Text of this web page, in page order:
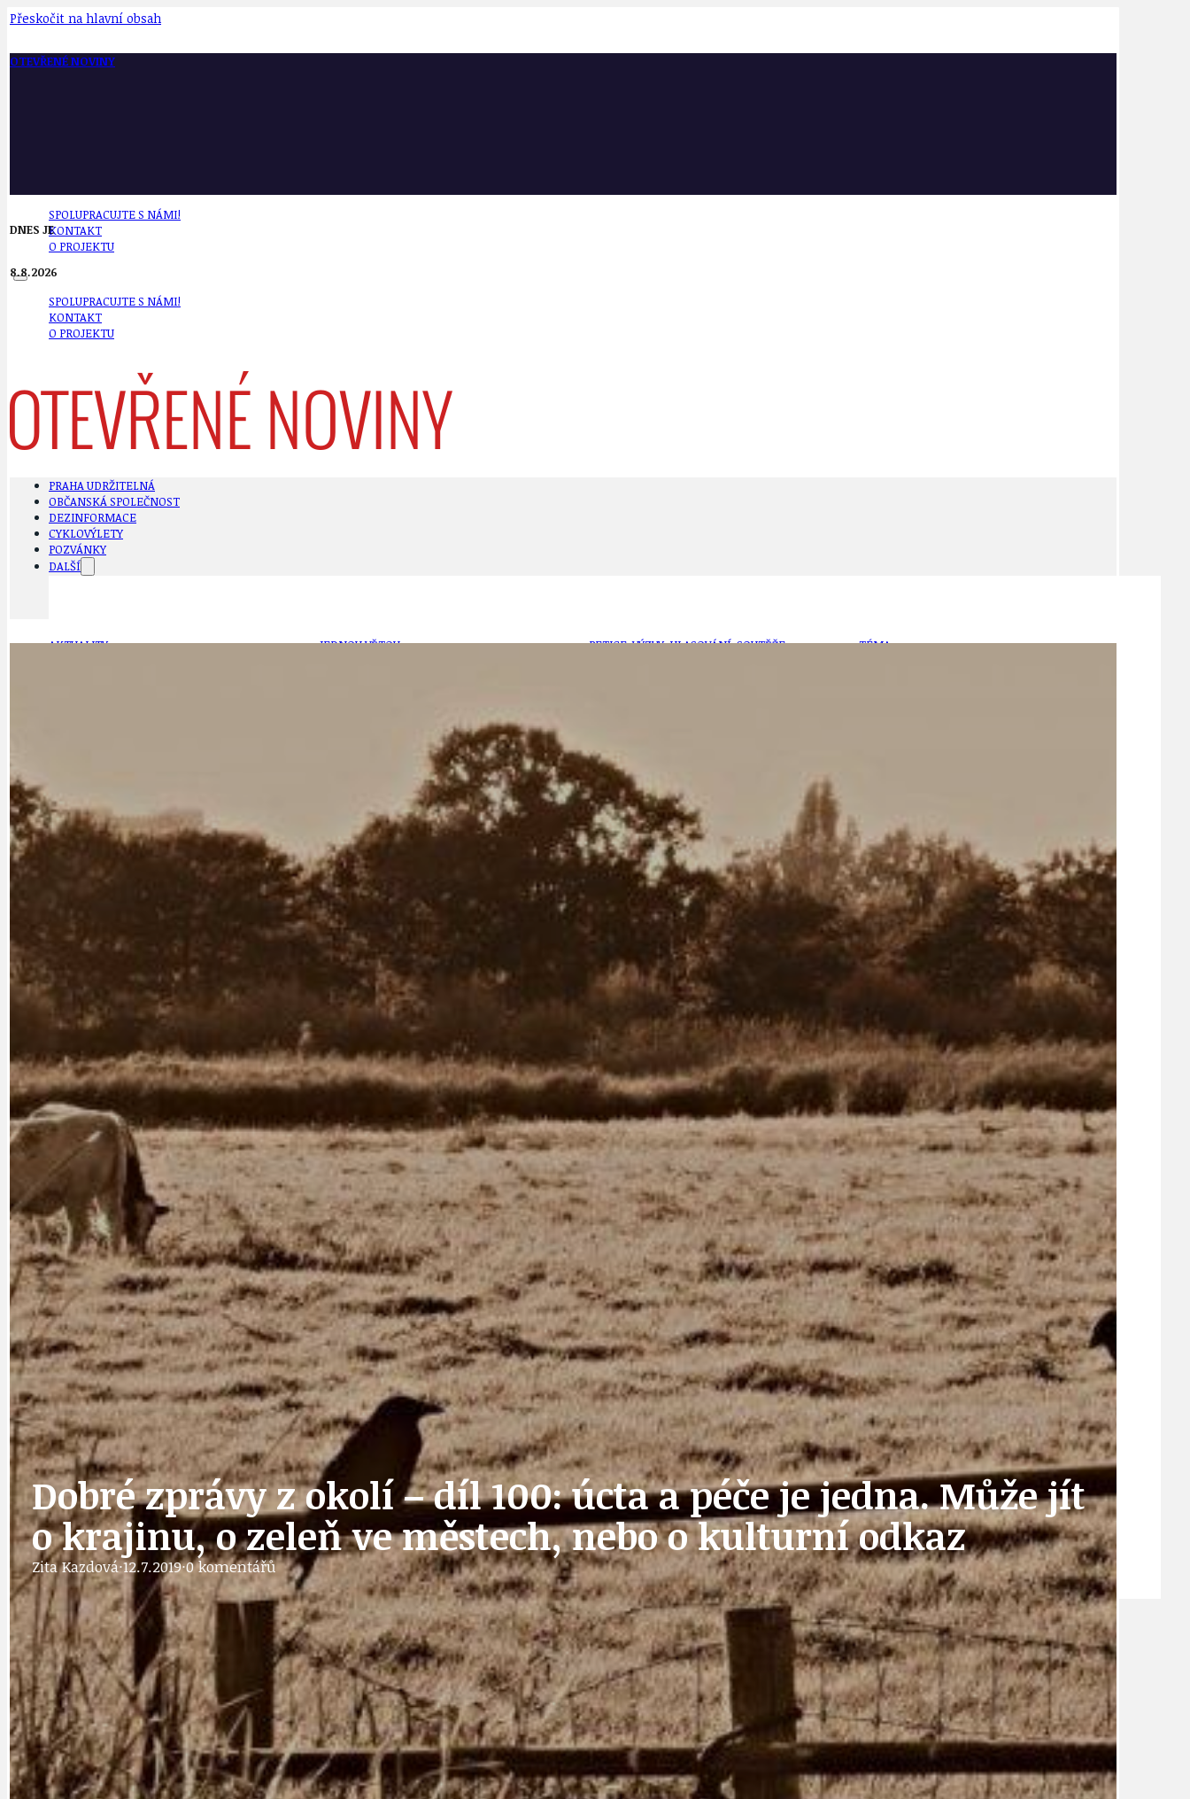
Přeskočit na hlavní obsah
OTEVŘENÉ NOVINY
SPOLUPRACUJTE S NÁMI!
KONTAKT
O PROJEKTU
SPOLUPRACUJTE S NÁMI!
KONTAKT
O PROJEKTU
DNES JE
8.8.2026
PRAHA UDRŽITELNÁ
OBČANSKÁ SPOLEČNOST
DEZINFORMACE
CYKLOVÝLETY
POZVÁNKY
DALŠÍ
AKTUALITY
CYKLOVÝLETY
DEZINFORMACE
DOBRÉ ZPRÁVY
DOPORUČUJEME
DOPRAVA
GRANTY A DOTACE
HODKOVSKÁ ULICE
IDEAL LUX
JEDNOU VĚTOU
KRUHOVÝ OBJEZD V KOLODĚJÍCH
KULTURNÍ MOZAIKA
NÁDRAŽÍ PRAHA - KLÁNOVICE A PARKOVÁNÍ
NEZAŘAZENÉ
OBČANSKÁ SPOLEČNOST
OBECNÍ ZPRAVODAJE
OBRAZEM, ZVUKEM
OSOBNOST
PETICE, VÝZVY, HLASOVÁNÍ, SOUTĚŽE
POZVÁNKY
PRAHA UDRŽITELNÁ
PRAŽSKÉ STAVEBNÍ PŘEDPISY
PŘELOŽKA I/12 A STAVBA 511
PŘEVZATÉ ZPRÁVY Z ÚŘADU MČ PRAHA 21
SKAUTSKÁ KLUBOVNA
ŠKOLY A ŠKOLSTVÍ
SOCIÁLNÍ PROJEKTY A POMOC
STAVEBNÍ ZÁKON
TÉMA
UDRŽITELNOST
ÚJEZDSKÉ JEDNOSMĚRKY
ÚVALSKÉ KOUPALIŠTĚ
ÚZEMNÍ A STRATEGICKÝ PLÁN
VEŘEJNÉ ZAKÁZKY, VOLNÁ PRACOVNÍ MÍSTA
ZDRAVOTNÍ STŘEDISKO ÚJEZD NAD LESY
ŽIVOT KOLEM NÁS
ZPRÁVY
PRAHA UDRŽITELNÁ
OBČANSKÁ SPOLEČNOST
DEZINFORMACE
CYKLOVÝLETY
POZVÁNKY
DALŠÍ
Dobré zprávy z okolí – díl 100: úcta a péče je jedna. Může jít
o krajinu, o zeleň ve městech, nebo o kulturní odkaz
Zita Kazdová·12.7.2019·0 komentářů